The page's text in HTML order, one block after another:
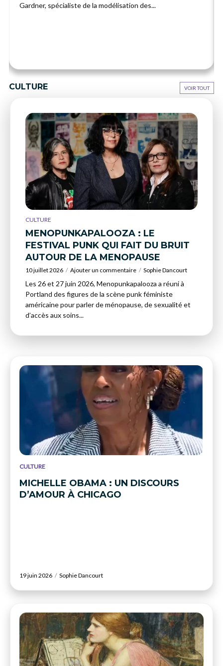
Gardner, spécialiste de la modélisation des...
CULTURE VOIR TOUT
CULTURE
MENOPUNKAPALOOZA : LE
FESTIVAL PUNK QUI FAIT DU BRUIT
AUTOUR DE LA MENOPAUSE
10 juillet 2026 Ajouter un commentaire Sophie Dancourt
Les 26 et 27 juin 2026, Menopunkapalooza a réuni à
Portland des figures de la scène punk féministe
américaine pour parler de ménopause, de sexualité et
d’accès aux soins...
CULTURE
MICHELLE OBAMA : UN DISCOURS
D’AMOUR À CHICAGO
19 juin 2026 Sophie Dancourt